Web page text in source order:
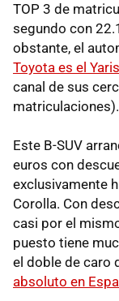
TOP 3 de
segundo con
obstante, el
Toyota es el
canal de sus
matriculaciones).
Este B-SUV
euros con
exclusivamente
Corolla. Con
casi por el
puesto tiene
el doble de caro
absoluto en